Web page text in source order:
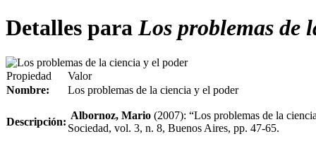
Detalles paraLos problemas de
Propiedad
Valor
Nombre:
Los problemas de la ciencia y el poder
Descripción:
Albornoz, Mario (2007): “Los problemas de la
Sociedad, vol. 3, n. 8, Buenos Aires, pp. 47-65.